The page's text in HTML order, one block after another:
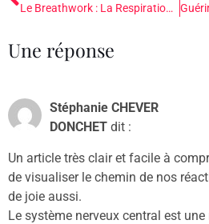
Le Breathwork : La Respiration Consciente pour les Professionnelles de l’Accompagnement
Une réponse
Stéphanie CHEVER
DONCHET dit :
Un article très clair et facile à
de visualiser le chemin de nos
de joie aussi.
Le système nerveux central est